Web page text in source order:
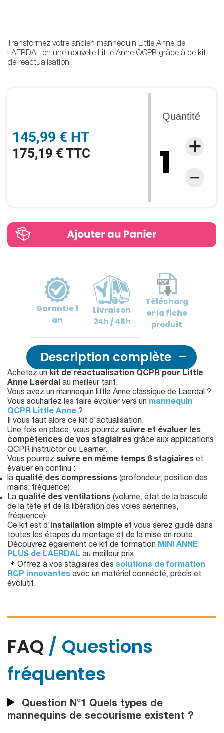
145,99 € HT
175,19 € TTC
Quantité
Transformez votre ancien mannequin Little Anne de
LAERDAL en une nouvelle Little Anne QCPR grâce à ce kit
de réactualisation !
Garantie1
an
Livraison
24h / 48h
Télécharg
erla fiche
produit
Description complète
Achetez un kit de réactualisation QCPR pour Little
Anne Laerdal au meilleur tarif.
Vous avez un mannequin little Anne classique de Laerdal ?
Vous souhaitez les faire évoluer vers un mannequin
QCPR Little Anne ?
Il vous faut alors ce kit d'actualisation.
Une fois en place, vous pourrez suivre et évaluer les
compétences de vos stagiaires grâce aux applications
QCPR instructor ou Learner.
Vous pourrez suivre en même temps 6 stagiaires et
évaluer en continu :
la qualité des compressions (profondeur, position des
mains, fréquence).
La qualité des ventilations (volume, état de la bascule
de la tête et de la libération des voies aériennes,
fréquence).
Ce kit est d'installation simple et vous serez guidé dans
toutes les étapes du montage et de la mise en route.
Découvrez également ce kit de formation MINI ANNE
PLUS de LAERDAL au meilleur prix.
📌 Offrez à vos stagiaires des solutions de formation
RCP innovantes avec un matériel connecté, précis et
évolutif.
FAQ / Questions
fréquentes
Question N°1 Quels types de
mannequins de secourisme existent ?